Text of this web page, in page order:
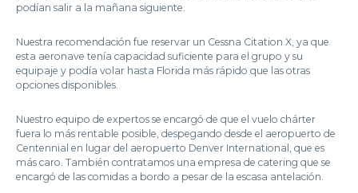
podían salir a la mañana siguiente.
Nuestra recomendación fue reservar un Cessna Citation X, ya que
esta aeronave tenía capacidad suficiente para el grupo y su
equipaje y podía volar hasta Florida más rápido que las otras
opciones disponibles.
Nuestro equipo de expertos se encargó de que el vuelo chárter
fuera lo más rentable posible, despegando desde el aeropuerto de
Centennial en lugar del aeropuerto Denver International, que es
más caro. También contratamos una empresa de catering que se
encargó de las comidas a bordo a pesar de la escasa antelación.